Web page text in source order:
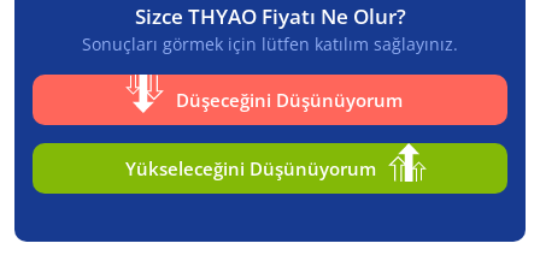
Sizce THYAO Fiyatı Ne Olur?
Sonuçları görmek için lütfen katılım sağlayınız.
Düşeceğini Düşünüyorum
Yükseleceğini Düşünüyorum